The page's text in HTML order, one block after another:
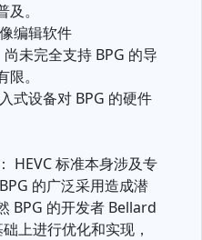
。
编辑软件
未完全支持 BPG 的导
。
式设备对 BPG 的硬件
HEVC 标准本身涉及专
的广泛采用造成潜
BPG 的开发者 Bellard
上进行优化和实现，